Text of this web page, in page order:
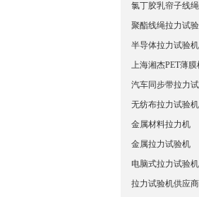
氯丁胶乳帘子线
聚酯线绳拉力试
半导体拉力试验机
汽车同步带拉力
无纺布拉力试验机
金属材料拉力机
金属拉力试验机
电脑式拉力试验机
拉力试验机供应商